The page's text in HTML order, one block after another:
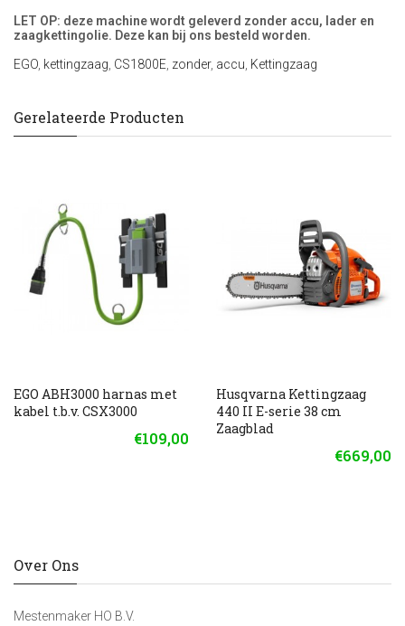
LET OP: deze machine wordt geleverd zonder accu, lader en
zaagkettingolie. Deze kan bij ons besteld worden.
EGO kettingzaag CS1800E zonder, accu Kettingzaag
Gerelateerde Producten
EGO ABH3000 harnas met
kabel t.b.v. CSX3000
€109,00
Husqvarna Kettingzaag
440 II E-serie 38 cm
Zaagblad
€669,00
Over Ons
Mestenmaker HO B.V.